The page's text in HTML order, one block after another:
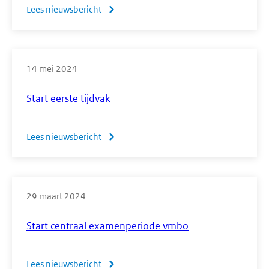
Lees nieuwsbericht
over
alle
Start eerste tijdvak
14 mei 2024
Lees nieuwsbericht
over
Start centraal examenperiode vmbo
29 maart 2024
Lees nieuwsbericht
over